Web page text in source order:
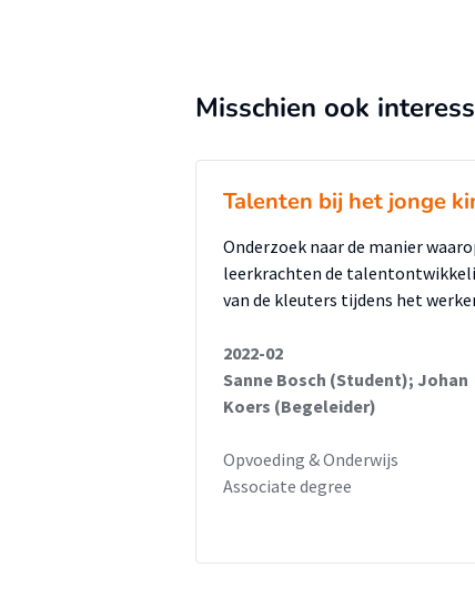
Misschien ook
Talenten bij het jonge
Onderzoek naar de manier
leerkrachten de
van de kleuters tijdens het
2022-02
Sanne Bosch (Student); Johan
Koers (Begeleider)
Opvoeding & Onderwijs
Associate degree